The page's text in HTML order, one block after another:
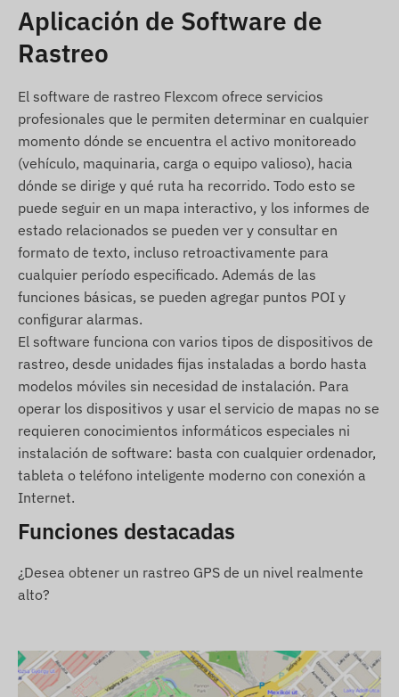
Para más detalles y datos específicos, consulte la
sección de Especificaciones. Las descripciones de
amplían significativamente la funcionalidad del
dispositivo (por ejemplo, alertas adicionales,
visualización y análisis de rutas en mapas,
creación de registros de viaje y otros informes,
etc.) se encuentran en la descripción del software
de seguimiento.
Contenido del paquete
COBAN TK108B rastreador GPS magnético
Cable de conexión
Relé (para apagado remoto)
Botón SOS
Manual de instalación
Condiciones de uso
Para el funcionamiento normal del dispositivo, es
necesario un vínculo activo con los sistemas de
satélite de localización y las redes de operadores
móviles. Estos aseguran la recolección y
con el teléfono del propietario o, en caso de uso
de software de seguimiento, con el sistema
de operadores móviles, con la ayuda de una
tarjeta SIM (intercambiable) colocada en él.
Aplicación de Software de
Rastreo
El software de rastreo Flexcom ofrece servicios
profesionales que le permiten determinar en cualquier
momento dónde se encuentra el activo monitoreado
(vehículo, maquinaria, carga o equipo valioso), hacia
dónde se dirige y qué ruta ha recorrido. Todo esto se
puede seguir en un mapa interactivo, y los informes de
estado relacionados se pueden ver y consultar en
formato de texto, incluso retroactivamente para
cualquier período especificado. Además de las
funciones básicas, se pueden agregar puntos POI y
configurar alarmas.
El software funciona con varios tipos de dispositivos de
rastreo, desde unidades fijas instaladas a bordo hasta
modelos móviles sin necesidad de instalación. Para
operar los dispositivos y usar el servicio de mapas no se
requieren conocimientos informáticos especiales ni
instalación de software: basta con cualquier ordenador,
tableta o teléfono inteligente moderno con conexión a
Internet.
Funciones destacadas
¿Desea obtener un rastreo GPS de un nivel realmente
alto?